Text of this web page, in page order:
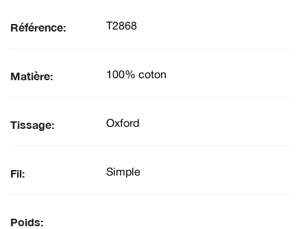
Référence: T2868
Matière: 100% coton
Tissage: Oxford
Fil: Simple
Poids: